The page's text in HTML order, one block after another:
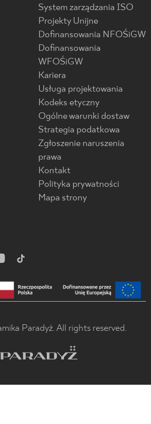
System zarządzania ISO
Projekty Unijne
Dofinansowania NFOŚiGW
Dofinansowania
WFOŚiGW
Kariera
Usługa projektowania
Kodeks etyczny
Ogólne warunki dostaw
Strategia podatkowa
Zgłoszenie naruszenia
prawa
Kontakt
Polityka prywatności
Mapa strony
Paradyż. All rights reserved.